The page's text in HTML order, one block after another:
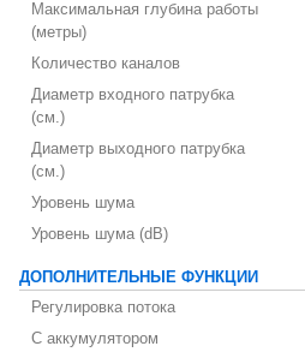
Максимальная глубина работы
(метры)
Количество каналов
Диаметр входного патрубка
(см.)
Диаметр выходного патрубка
(см.)
Уровень шума
Уровень шума (dB)
ДОПОЛНИТЕЛЬНЫЕ ФУНКЦИИ
Регулировка потока
С аккумулятором